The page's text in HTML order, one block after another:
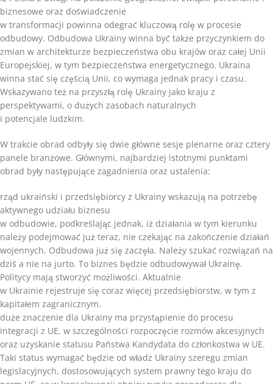
biznesowe oraz doświadczenie
w transformacji powinna odegrać kluczową rolę w procesie
odbudowy. Odbudowa Ukrainy winna być także przyczynkiem do
zmian w architekturze bezpieczeństwa obu krajów oraz całej Unii
Europejskiej, w tym bezpieczeństwa energetycznego. Ukraina
winna stać się częścią Unii, co wymaga jednak pracy i czasu.
Wskazywano też na przyszłą rolę Ukrainy jako kraju z
perspektywami, o dużych zasobach naturalnych
i potencjale ludzkim.
W trakcie obrad odbyły się dwie główne sesje plenarne oraz cztery
panele branżowe. Głównymi, najbardziej istotnymi punktami
obrad były następujące zagadnienia oraz ustalenia:
rząd ukraiński i przedsiębiorcy z Ukrainy wskazują na potrzebę
aktywnego udziału biznesu
w odbudowie, podkreślając jednak, iż działania w tym kierunku
należy podejmować już teraz, nie czekając na zakończenie działań
wojennych. Odbudowa już się zaczęła. Należy szukać rozwiązań na
dziś a nie na jurto. To biznes będzie odbudowywał Ukrainę.
Politycy mają stworzyć możliwości. Aktualnie
w Ukrainie rejestruje się coraz więcej przedsiębiorstw, w tym z
kapitałem zagranicznym.
duże znaczenie dla Ukrainy ma przystąpienie do procesu
integracji z UE, w szczególności rozpoczęcie rozmów akcesyjnych
oraz uzyskanie statusu Państwa Kandydata do członkostwa w UE.
Taki status wymagać będzie od władz Ukrainy szeregu zmian
legislacyjnych, dostosowujących system prawny tego kraju do